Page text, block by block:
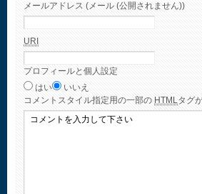
メールアドレス (メール (公開されません))
URI
プロフィールと個人設定
はい
いいえ
コメント スタイル指定用の一部の HTMLタグ